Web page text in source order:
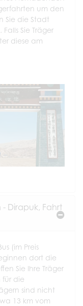
um den
Sie die Stadt
Sie Träger
diese am
Dirapuk, Fahrt
(im Preis
dort die
Sie Ihre Träger
für die
sind nicht
13 km vom